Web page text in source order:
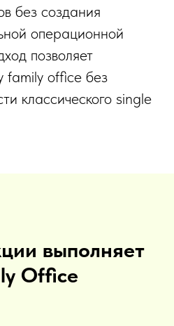
без создания
операционной
позволяет
family office без
классического single
выполняет
Office